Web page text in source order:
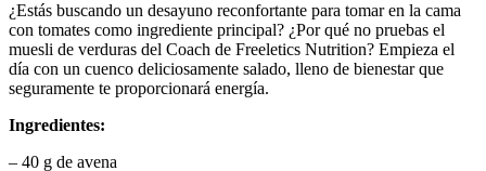
¿Estás buscando un desayuno reconfortante para tomar en la cama
con tomates como ingrediente principal? ¿Por qué no pruebas el
muesli de verduras del Coach de Freeletics Nutrition? Empieza el
día con un cuenco deliciosamente salado, lleno de bienestar que
seguramente te proporcionará energía.
Ingredientes:
– 40 g de avena